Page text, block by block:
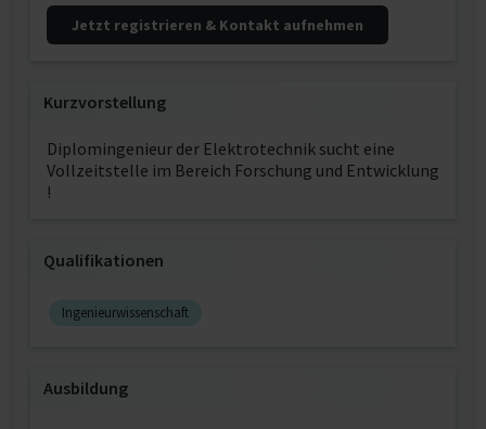
Jetzt registrieren & Kontakt aufnehmen
Kurzvorstellung
Diplomingenieur der Elektrotechnik sucht eine
Vollzeitstelle im Bereich Forschung und Entwicklung
!
Qualifikationen
Ingenieurwissenschaft
Ausbildung